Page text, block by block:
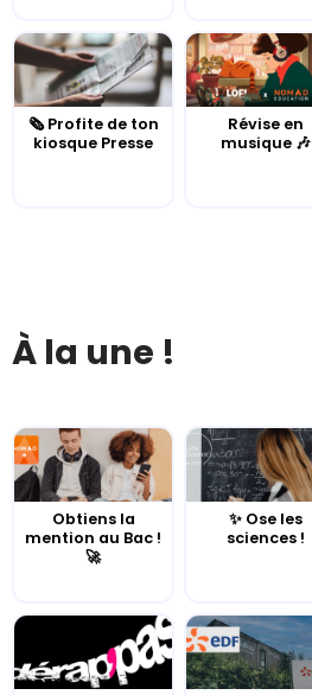
🗞️ Profite de ton
kiosque Presse
Révise en
musique 🎶
À la une !
Obtiens la
mention au Bac !
🚀
✨ Ose les
sciences !